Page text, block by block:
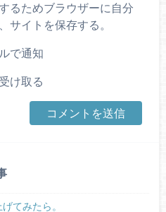
るためブラウザーに自分
サイトを保存する。
で通知
け取る
てみたら。